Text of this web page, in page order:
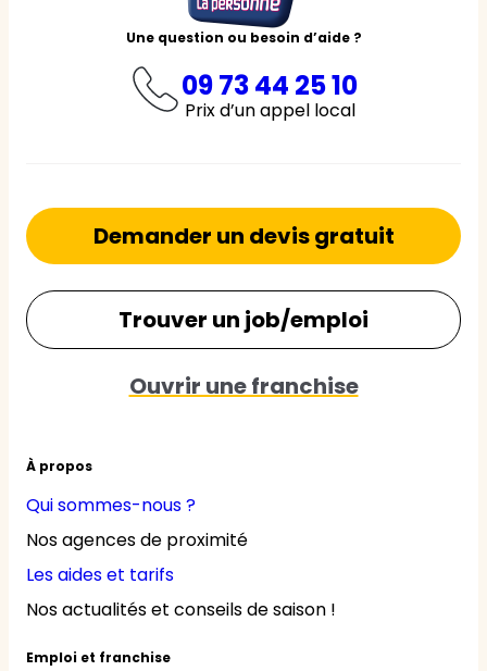
Une question ou besoin d’aide ?
09 73 44 25 10
Prix d’un appel local
À propos
Qui sommes-nous ?
Nos agences de proximité
Les aides et tarifs
Nos actualités et conseils de saison !
Emploi et franchise
Demander un devis gratuit
Trouver un job/emploi
Ouvrir une franchise